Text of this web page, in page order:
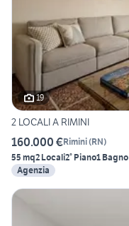
19
2 LOCALI A RIMINI
160.000 €Rimini(RN)
55 mq2 Locali2° Piano1 Bagno
Agenzia